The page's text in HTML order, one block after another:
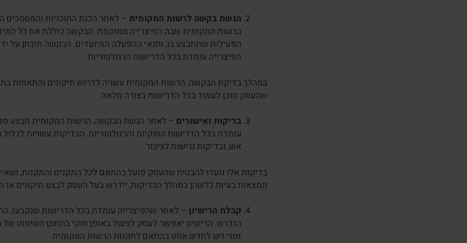
הגשת בקשה לרשות המקומית – לאחר הכנת התוכניות
ברשות המקומית שבה הפיצרייה ממוקמת. הבקשה כוללת את כל
הפעילות שתתבצע בו, ותנאי ההפעלה המיועדים. הבקשה תיבחן על
הפיצרייה עומדת בכל הדרישות הרגולטוריות.
במהלך בדיקת הבקשה, הרשות המקומית עשויה לדרוש תיקונים והתאמות
שהעסק מוכן לעמוד בכל הדרישות בצורה מלאה.
בדיקות ואישורים – לאחר הגשת הבקשה, הרשות המקומית תבצע
עומדת בכל הדרישות החוקיות והרגולטוריות. הבדיקות עשויות
אש, ובדיקות נגישות לציבור.
בדיקות אלו נועדו להבטיח שהעסק פועל בהתאם לכל התקנים והתקנות,
ונמצאות בעיות כלשהן במהלך הבדיקות, יידרש בעל העסק לבצע תיקונים
קבלת הרישיון – לאחר שהפיצרייה עומדת בכל הדרישות שנקבעו,
הנדרש. הרישיון יאפשר לעסק לפעול באופן חוקי בתחום השיפוט של
זמני ויש לחדש אותו בהתאם לתקנות הרשות המקומית.